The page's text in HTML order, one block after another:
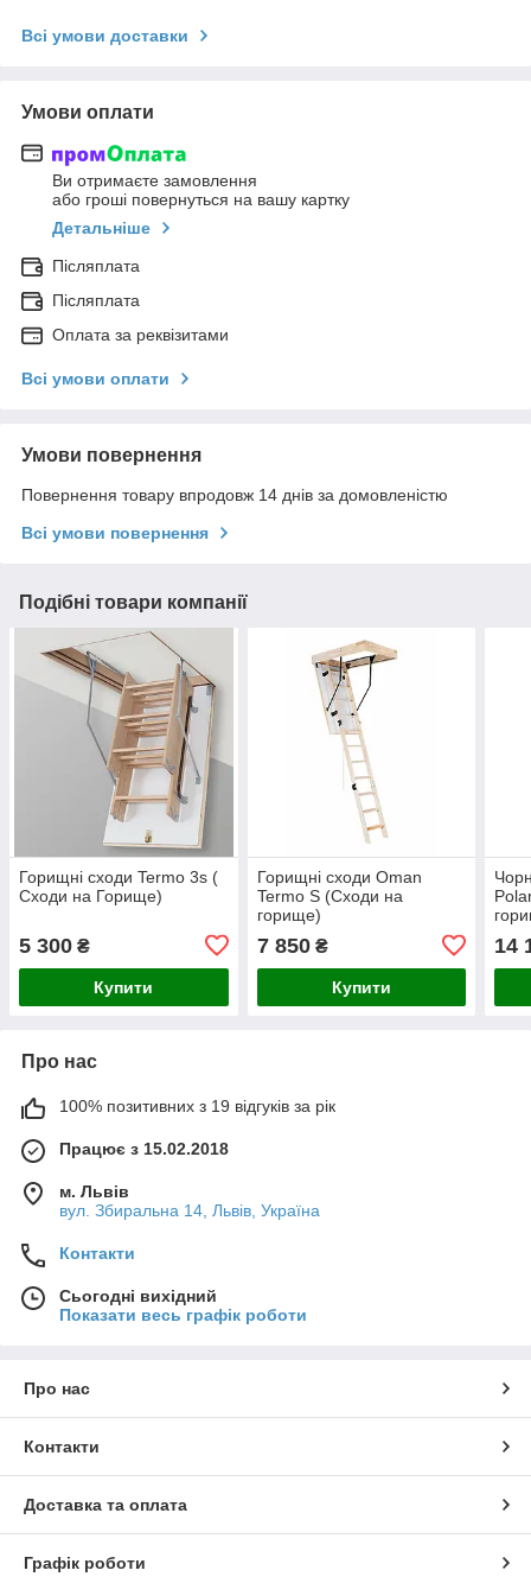
Всі умови доставки
Умови оплати
Ви отримаєте замовлення
або гроші повернуться на вашу картку
Детальніше
Післяплата
Післяплата
Оплата за реквізитами
Всі умови оплати
Умови повернення
Повернення товару впродовж 14 днів за домовленістю
Всі умови повернення
Подібні товари компанії
Горищні сходи Termo 3s (
Сходи на Горище)
5 300 ₴
Купити
Горищні сходи Oman
Termo S (Сходи на
горище)
7 850₴
Купити
14
Про нас
100% позитивних з 19 відгуків за рік
Працює з 15.02.2018
м. Львів
вул. Збиральна 14, Львів, Україна
Контакти
Сьогодні вихідний
Показати весь графік роботи
Про нас
Контакти
Доставка та оплата
Графік роботи